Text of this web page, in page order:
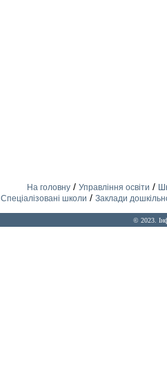
На головну/ Управління освіти /
Спеціалізовані школи / Заклади
© 2023.